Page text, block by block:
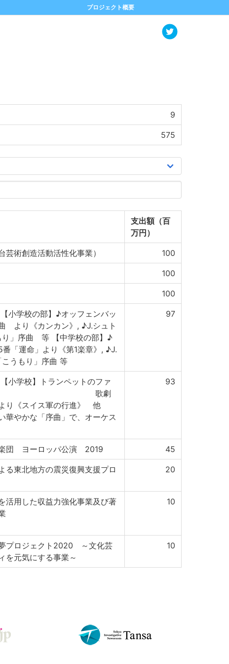
プロジェクト概要
9
575
支出額（百
万円）
術創造活動活性化事業） 100
100
100
小学校の部】♪オッフェンバッ
より《カンカン》, ♪J.シュト
り」序曲 等 【中学校の部】♪
「運命」より《第1楽章》, ♪J.
うもり」序曲 等
97
小学校】トランペットのファ
やかに。 歌劇
り《スイス軍の行進》 他
華やかな「序曲」で、オーケス
93
楽団 ヨーロッパ公演 2019 45
る東北地方の震災復興支援プロ
20
活用した収益力強化事業及び著
10
夢プロジェクト2020 ～文化芸
を元気にする事業～
10